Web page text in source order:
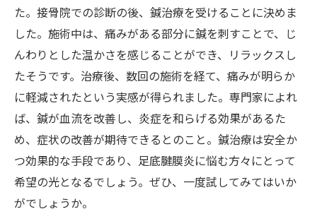
た。接骨院での診断の後、鍼治療を受けることに決めま
した。施術中は、痛みがある部分に鍼を刺すことで、じ
んわりとした温かさを感じることができ、リラックスし
たそうです。治療後、数回の施術を経て、痛みが明らか
に軽減されたという実感が得られました。専門家によれ
ば、鍼が血流を改善し、炎症を和らげる効果があるた
め、症状の改善が期待できるとのこと。鍼治療は安全か
つ効果的な手段であり、足底腱膜炎に悩む方々にとって
希望の光となるでしょう。ぜひ、一度試してみてはいか
がでしょうか。